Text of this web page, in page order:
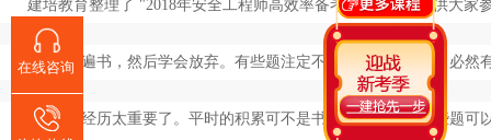
建培教育整理了 "2018年安全工程师高效率备考方法"如下，供大家
1、看一遍书，然后学会放弃。有些题注定不会，看书也不会，必
2、经验经历太重要了。平时的积累可不是书上能学到的，有些题
在线咨询